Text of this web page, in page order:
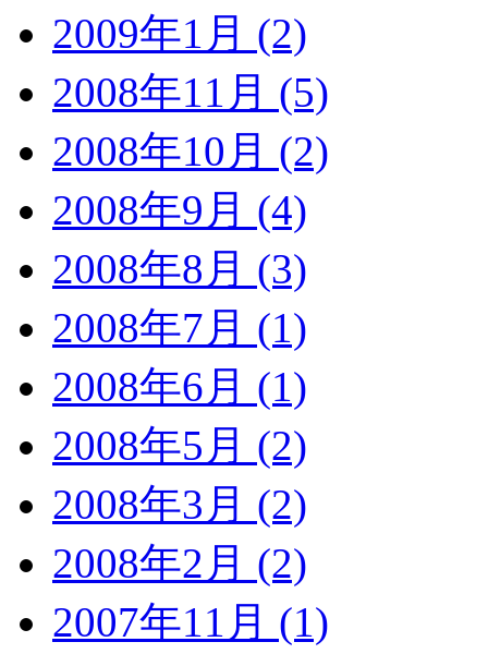
2009年1月 (2)
2008年11月 (5)
2008年10月 (2)
2008年9月 (4)
2008年8月 (3)
2008年7月 (1)
2008年6月 (1)
2008年5月 (2)
2008年3月 (2)
2008年2月 (2)
2007年11月 (1)